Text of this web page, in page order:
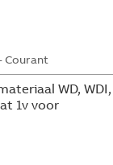
Courant
WD, WDI,
1v voor